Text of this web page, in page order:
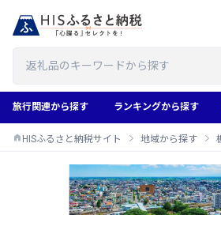
旅行関連から探す ランキングから探す
HISふるさと納税サイト 地域から探す